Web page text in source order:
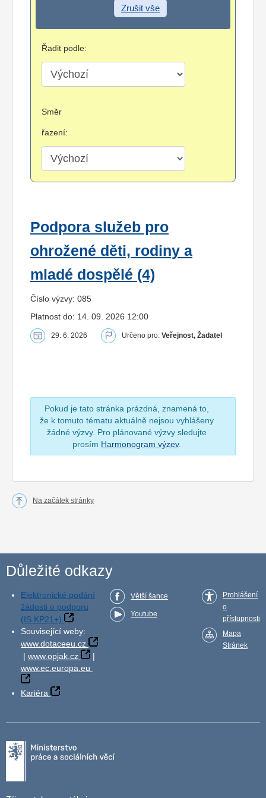
Zrušit vše
Řadit podle:
Směr
řazení:
Podpora služeb pro
ohrožené děti, rodiny a
mladé dospělé (4)
Číslo výzvy: 085
Platnost do: 14. 09. 2026 12:00
29. 6. 2026 Určeno pro: Veřejnost, Žadatel
Pokud je tato stránka prázdná, znamená to,
že k tomuto tématu aktuálně nejsou vyhlášeny
žádné výzvy. Pro plánované výzvy sledujte
prosím Harmonogram výzev.
Na začátek stránky
Důležité odkazy
Elektronické podání
žádosti o podporu
(IS KP21+)
Související weby:
www.dotaceeu.cz
| www.opjak.cz
|
www.ec.europa.eu
Kariéra
Větší šance
Youtube
Prohlášení
o
přístupnosti
Mapa
Stránek